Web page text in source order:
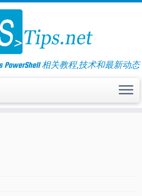
PowerShell 相关教程,技术和最新动态